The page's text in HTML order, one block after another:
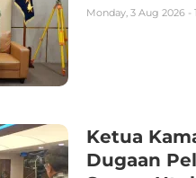
Monday, 3 Aug 2026 -
Ketua
Dugaan